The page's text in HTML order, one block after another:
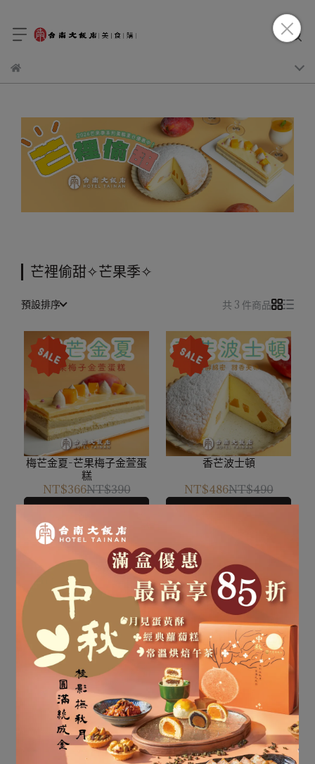
芒裡偷甜✧芒果季✧
預設排序 共 3 件商品
梅芒金夏-芒果梅子金萱蛋
糕
NT$366NT$390
香芒波士頓
NT$486NT$490
果香奶酪｜芒果奶酪
NT$280
加入購物車